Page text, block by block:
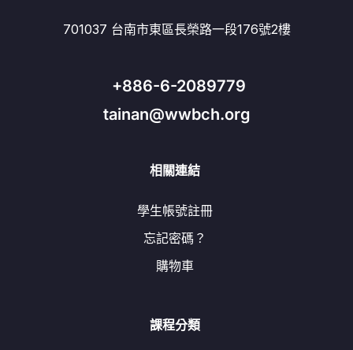
701037 台南市東區長榮路一段176號2樓
+886-6-2089779
tainan@wwbch.org
相關連結
學生帳號註冊
忘記密碼？
購物車
課程分類